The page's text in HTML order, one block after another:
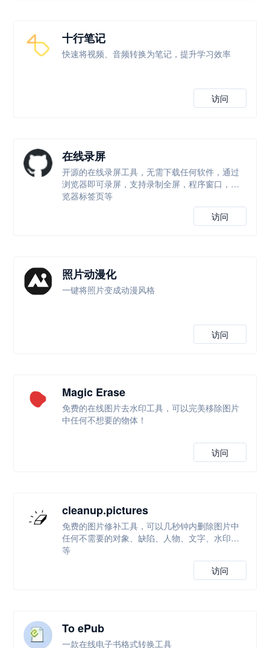
十行笔记
快速将视频、音频转换为笔记，提升学习效率
访问
在线录屏
开源的在线录屏工具，无需下载任何软件，通过
浏览器即可录屏，支持录制全屏，程序窗口，浏
览器标签页等
访问
照片动漫化
一键将照片变成动漫风格
访问
Magic Erase
免费的在线图片去水印工具，可以完美移除图片
中任何不想要的物体！
访问
cleanup.pictures
免费的图片修补工具，可以几秒钟内删除图片中
任何不需要的对象、缺陷、人物、文字、水印等
等
访问
To ePub
一款在线电子书格式转换工具